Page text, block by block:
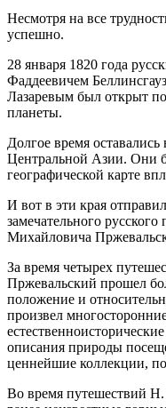
Несмотря на все
успешно.
28 января 1820 года
Фаддеевичем
Лазаревым был открыт
планеты.
Долгое время
Центральной Азии. Они
географической карте
И вот в эти края
замечательного
Михайловича
За время четырех
Пржевальский прошел
положение и
произвел
описания природы
ценнейшие коллекции,
Во время путешествий